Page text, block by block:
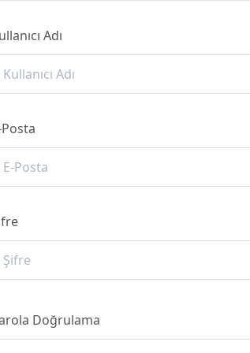
Adı
Posta
Doğrulama